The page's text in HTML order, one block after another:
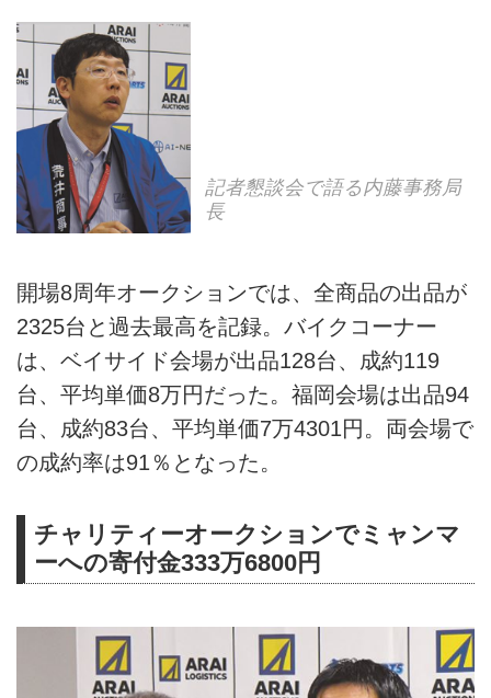
記者懇談会で語る内藤事務局
長
開場8周年オークションでは、全商品の出品が
2325台と過去最高を記録。バイクコーナー
は、ベイサイド会場が出品128台、成約119
台、平均単価8万円だった。福岡会場は出品94
台、成約83台、平均単価7万4301円。両会場で
の成約率は91％となった。
チャリティーオークションでミャンマ
ーへの寄付金333万6800円